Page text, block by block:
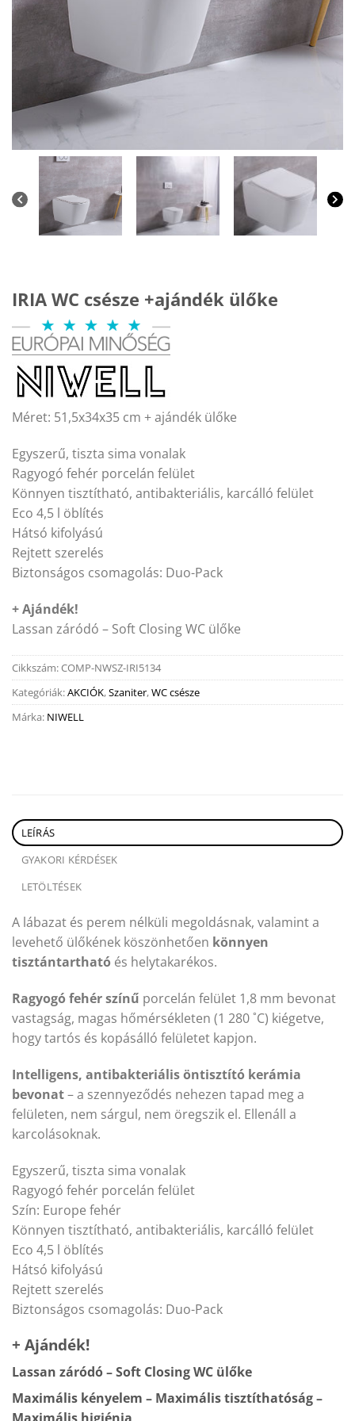
IRIA WC csésze +ajándék ülőke
Méret: 51,5x34x35 cm + ajándék ülőke
Egyszerű, tiszta sima vonalak
Ragyogó fehér porcelán felület
Könnyen tisztítható, antibakteriális, karcálló felület
Eco 4,5 l öblítés
Hátsó kifolyású
Rejtett szerelés
Biztonságos csomagolás: Duo-Pack
+ Ajándék!
Lassan záródó – Soft Closing WC ülőke
Cikkszám:COMP-NWSZ-IRI5134
Kategóriák:AKCIÓK,Szaniter,WC csésze
Márka: NIWELL
LEÍRÁS
GYAKORI KÉRDÉSEK
LETÖLTÉSEK
A lábazat és perem nélküli megoldásnak, valamint a
levehető ülőkének köszönhetően könnyen
tisztántartható és helytakarékos.
Ragyogó fehér színű porcelán felület 1,8 mm bevonat
vastagság, magas hőmérsékleten (1 280 ˚C) kiégetve,
hogy tartós és kopásálló felületet kapjon.
Intelligens, antibakteriális öntisztító kerámia
bevonat– a szennyeződés nehezen tapad meg a
felületen, nem sárgul, nem öregszik el. Ellenáll a
karcolásoknak.
Egyszerű, tiszta sima vonalak
Ragyogó fehér porcelán felület
Szín: Europe fehér
Könnyen tisztítható, antibakteriális, karcálló felület
Eco 4,5 l öblítés
Hátsó kifolyású
Rejtett szerelés
Biztonságos csomagolás: Duo-Pack
+ Ajándék!
Lassan záródó – Soft Closing WC ülőke
Maximális kényelem – Maximális tisztíthatóság –